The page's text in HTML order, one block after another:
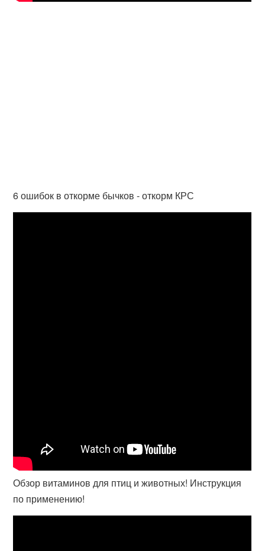
6 ошибок в откорме бычков - откорм КРС
Обзор витаминов для птиц и животных! Инструкция
по применению!